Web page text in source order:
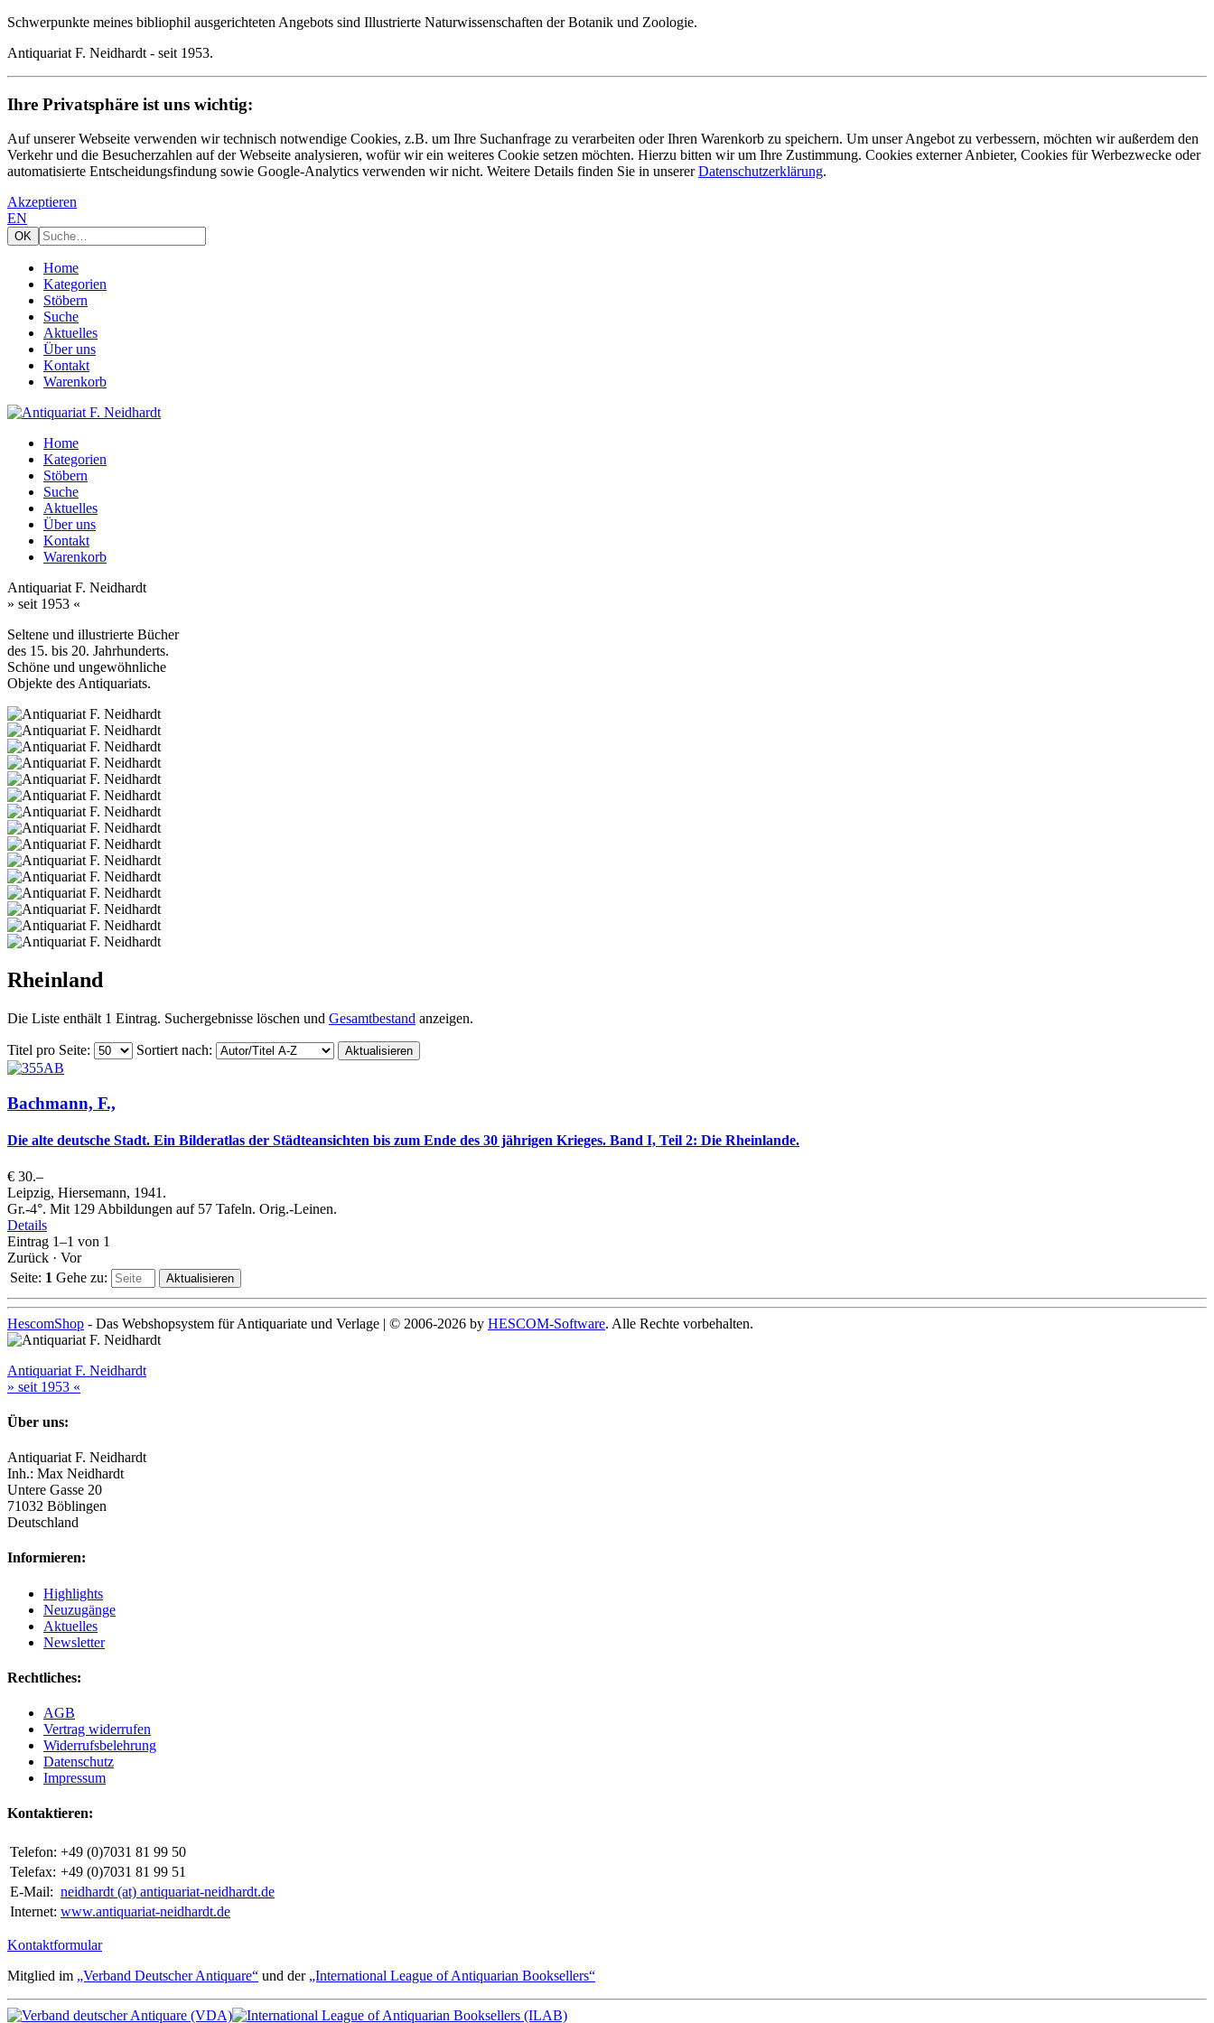
Schwerpunkte meines bibliophil ausgerichteten Angebots sind Illustrierte Naturwissenschaften der Botanik und Zoologie.
Antiquariat F. Neidhardt - seit 1953.
Ihre Privatsphäre ist uns wichtig:
Auf unserer Webseite verwenden wir technisch notwendige Cookies, z.B. um Ihre Suchanfrage zu verarbeiten oder Ihren Warenkorb zu speichern. Um unser Angebot zu verbessern, möchten wir außerdem den
Verkehr und die Besucherzahlen auf der Webseite analysieren, wofür wir ein weiteres Cookie setzen möchten. Hierzu bitten wir um Ihre Zustimmung. Cookies externer Anbieter, Cookies für Werbezwecke oder
automatisierte Entscheidungsfindung sowie Google-Analytics verwenden wir nicht. Weitere Details finden Sie in unsererDatenschutzerklärung.
Akzeptieren
EN
Home
Kategorien
Stöbern
Suche
Aktuelles
Über uns
Kontakt
Warenkorb
Home
Kategorien
Stöbern
Suche
Aktuelles
Über uns
Kontakt
Warenkorb
Antiquariat F. Neidhardt
» seit 1953 «
Seltene und illustrierte Bücher
des 15. bis 20. Jahrhunderts.
Schöne und ungewöhnliche
Objekte des Antiquariats.
Rheinland
Die Liste enthält 1 Eintrag. Suchergebnisse löschen und Gesamtbestand anzeigen.
Titel pro Seite: Sortiert nach:
Bachmann, F.,
Die alte deutsche Stadt. Ein Bilderatlas der Städteansichten bis zum Ende des 30 jährigen Krieges. Band I, Teil 2: Die Rheinlande.
€ 30.–
Leipzig, Hiersemann, 1941.
Gr.-4°. Mit 129 Abbildungen auf 57 Tafeln. Orig.-Leinen.
Details
Eintrag 1–1 von 1
Zurück · Vor
Seite: 1 Gehe zu:
HescomShop - Das Webshopsystem für Antiquariate und Verlage | © 2006-2026 by HESCOM-Software. Alle Rechte vorbehalten.
Antiquariat F. Neidhardt
» seit 1953 «
Über uns:
Antiquariat F. Neidhardt
Inh.: Max Neidhardt
Untere Gasse 20
71032 Böblingen
Deutschland
Informieren:
Highlights
Neuzugänge
Aktuelles
Newsletter
Rechtliches:
AGB
Vertrag widerrufen
Widerrufsbelehrung
Datenschutz
Impressum
Kontaktieren:
Telefon: +49 (0)7031 81 99 50
Telefax: +49 (0)7031 81 99 51
E-Mail: neidhardt (at) antiquariat-neidhardt.de
Internet: www.antiquariat-neidhardt.de
Kontaktformular
Mitglied im „Verband Deutscher Antiquare“ und der „International League of Antiquarian Booksellers“